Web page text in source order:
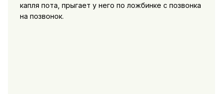
капля пота, прыгает у него по ложбинке с позвонка
на позвонок.